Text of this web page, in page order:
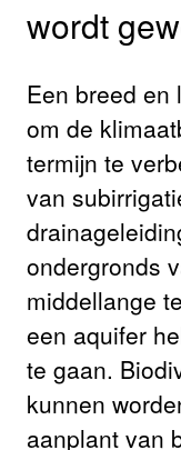
wordt
Een breed en
om de
termijn te
van
ondergronds
middellange
een aquifer
te gaan.
kunnen
aanplant van